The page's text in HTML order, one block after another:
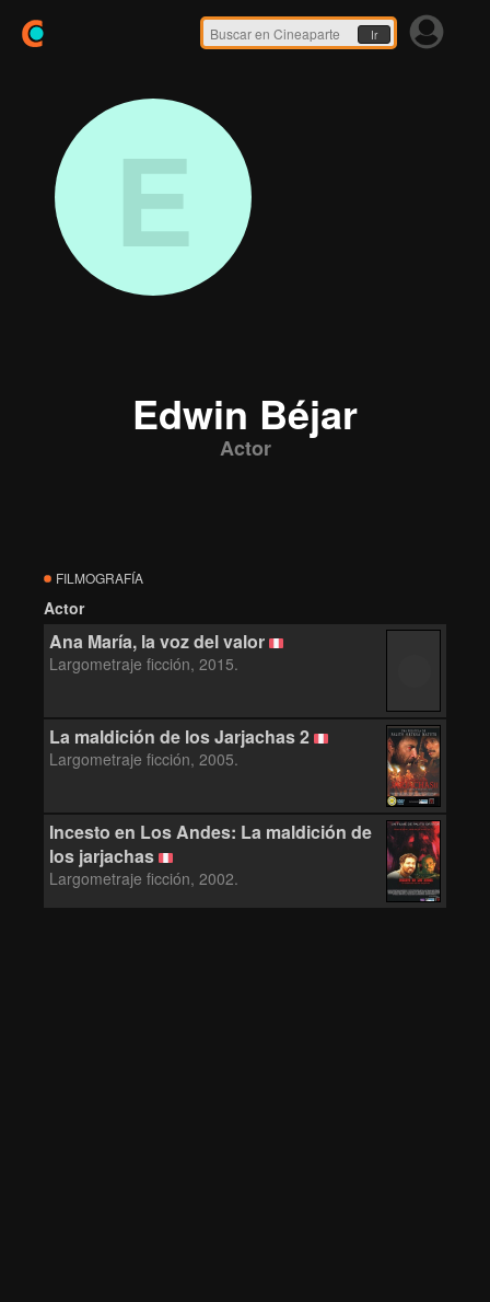
Ir
E
Edwin Béjar
Actor
FILMOGRAFÍA
Actor
Ana María, la voz del valor
Largometraje ficción, 2015.
La maldición de los Jarjachas 2
Largometraje ficción, 2005.
Incesto en Los Andes: La maldición de
los jarjachas
Largometraje ficción, 2002.